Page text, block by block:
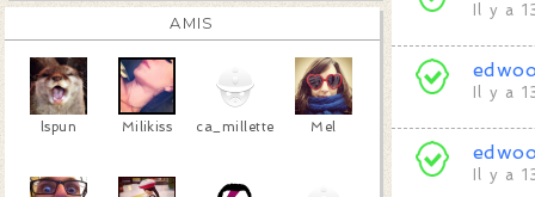
AMIS
lspun Milikiss ca_millette Mel
Il y a
Il y a
Il y a